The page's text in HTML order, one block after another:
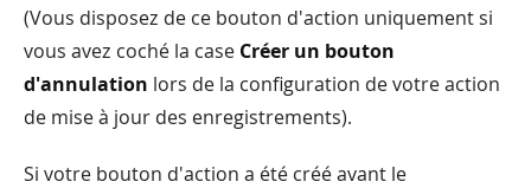
(Vous disposez de ce bouton d'action uniquement si
vous avez coché la case Créer un bouton
d'annulation lors de la configuration de votre action
de mise à jour des enregistrements).
Si votre bouton d'action a été créé avant le